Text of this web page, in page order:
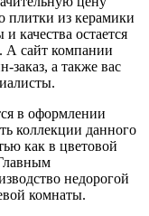
плитки из керамики
качества остается
А сайт компании
заказ, а также вас
в оформлении
коллекции данного
как в цветовой
недорогой
комнаты.